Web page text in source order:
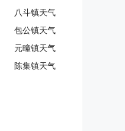
八斗镇天气
包公镇天气
元疃镇天气
陈集镇天气